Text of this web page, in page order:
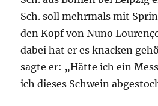
Sch. soll mehrmals mit
den Kopf von Nuno
dabei hat er es knacken
sagte er: „Hätte ich ein
ich dieses Schwein